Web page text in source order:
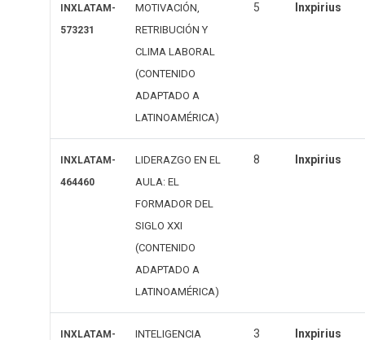
INXLATAM-
573231
MOTIVACIÓN,
RETRIBUCIÓN Y
CLIMA LABORAL
(CONTENIDO
ADAPTADO A
LATINOAMÉRICA)
5 Inxpirius
INXLATAM-
464460
LIDERAZGO EN EL
AULA: EL
FORMADOR DEL
SIGLO XXI
(CONTENIDO
ADAPTADO A
LATINOAMÉRICA)
8 Inxpirius
INXLATAM-
INTELIGENCIA
3 Inxpirius